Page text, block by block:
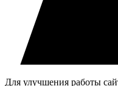
Для улучшения работы